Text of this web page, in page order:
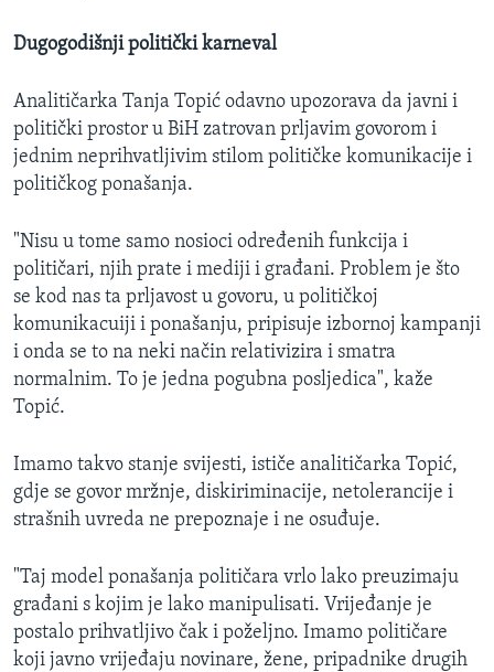
Dugogodišnji politički karneval
Analitičarka Tanja Topić odavno upozorava da javni i
politički prostor u BiH zatrovan prljavim govorom i
jednim neprihvatljivim stilom političke komunikacije i
političkog ponašanja.
"Nisu u tome samo nosioci određenih funkcija i
političari, njih prate i mediji i građani. Problem je što
se kod nas ta prljavost u govoru, u političkoj
komunikacuiji i ponašanju, pripisuje izbornoj kampanji
i onda se to na neki način relativizira i smatra
normalnim. To je jedna pogubna posljedica", kaže
Topić.
Imamo takvo stanje svijesti, ističe analitičarka Topić,
gdje se govor mržnje, diskiriminacije, netolerancije i
strašnih uvreda ne prepoznaje i ne osuđuje.
"Taj model ponašanja političara vrlo lako preuzimaju
građani s kojim je lako manipulisati. Vrijeđanje je
postalo prihvatljivo čak i poželjno. Imamo političare
koji javno vrijeđaju novinare, žene, pripadnike drugih